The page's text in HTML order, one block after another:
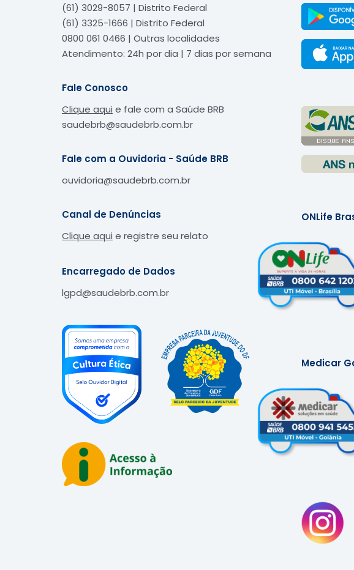
(61) 3029-8057 | Distrito Federal
(61) 3325-1666 | Distrito Federal
0800 061 0466 | Outras localidades
Atendimento: 24h por dia | 7 dias por semana
Fale Conosco
Clique aqui e fale com a Saúde BRB
saudebrb@saudebrb.com.br
Fale com a Ouvidoria - Saúde BRB
ouvidoria@saudebrb.com.br
Canal de Denúncias
Clique aqui e registre seu relato
Encarregado de Dados
lgpd@saudebrb.com.br
ONLife
Medicar